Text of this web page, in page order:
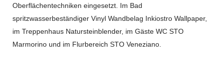
Oberflächentechniken eingesetzt. Im Bad
spritzwasserbeständiger Vinyl Wandbelag Inkiostro Wallpaper,
im Treppenhaus Natursteinblender, im Gäste WC STO
Marmorino und im Flurbereich STO Veneziano.